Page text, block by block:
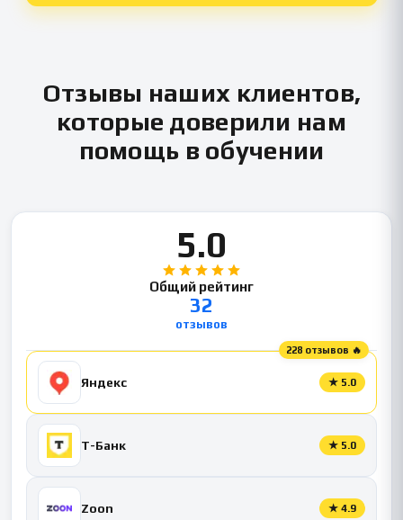
Отзывы наших клиентов,
которые доверили нам
помощь в обучении
5.0
Общий рейтинг
32
отзывов
228 отзывов 🔥
Яндекс ★ 5.0
Т-Банк ★ 5.0
Zoon ★ 4.9